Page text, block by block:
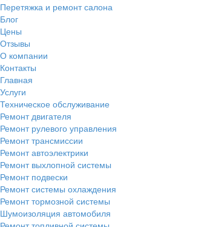
Перетяжка и ремонт салона
Блог
Цены
Отзывы
О компании
Контакты
Главная
Услуги
Техническое обслуживание
Ремонт двигателя
Ремонт рулевого управления
Ремонт трансмиссии
Ремонт автоэлектрики
Ремонт выхлопной системы
Ремонт подвески
Ремонт системы охлаждения
Ремонт тормозной системы
Шумоизоляция автомобиля